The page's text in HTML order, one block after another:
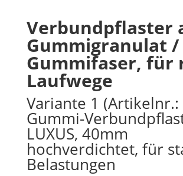
Verbundpflaster
Gummigranulat /
Gummifaser, für
Laufwege
Variante 1 (Artikelnr.:
Gummi-
LUXUS, 40mm
hochverdichtet, für
Belastungen